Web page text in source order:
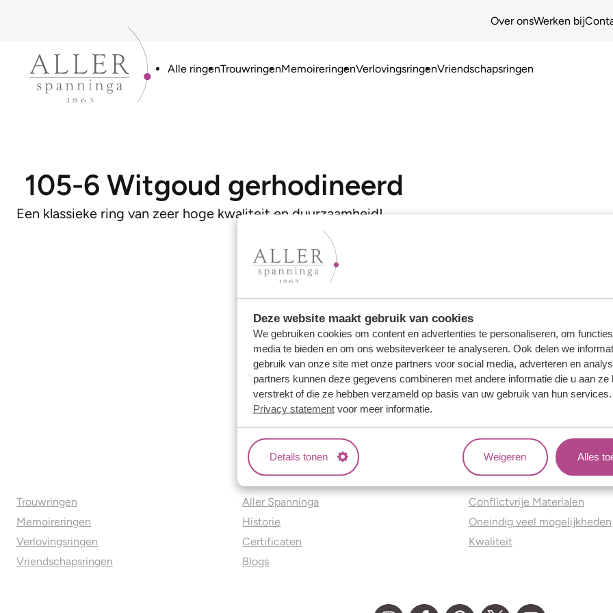
Deze website maakt gebruik van cookies
We gebruiken cookies om content en advertenties te personaliseren, om
media te bieden en om ons websiteverkeer te analyseren. Ook delen we
gebruik van onze site met onze partners voor social media, adverteren en
partners kunnen deze gegevens combineren met andere informatie die u aan ze
verstrekt of die ze hebben verzameld op basis van uw gebruik van hun
Privacy statementvoor meer informatie.
Details tonen Weigeren Alles
Over onsWerken bij
Alle ringenTrouwringenMemoireringenVerlovingsringenVriendschapsringen
105-6 Witgoud gerhodineerd
Een klassieke ring van zeer hoge kwaliteit en duurzaamheid!
Trouwringen
Memoireringen
Verlovingsringen
Vriendschapsringen
Over ons
Aller Spanninga
Historie
Certificaten
Blogs
Jouw voordelen
Conflictvrije Materialen
Oneindig veel mogelijkheden
Kwaliteit